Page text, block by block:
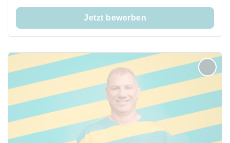
Jetzt bewerben
merken